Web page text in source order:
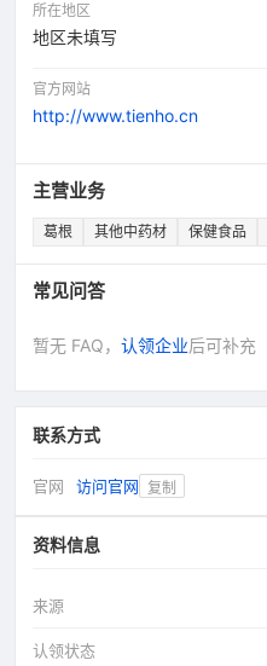
所在地区
地区未填写
官方网站
http://www.tienho.cn
主营业务
葛根 其他中药材 保健食品
常见问答
暂无 FAQ， 认领企业后可补充
联系方式
官网 访问官网 复制
资料信息
来源
认领状态